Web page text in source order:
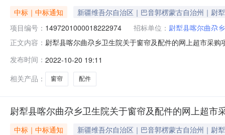
中标｜中标通知
新疆维吾尔自治区｜巴音郭楞蒙古自治州｜尉
项目编号： 1497201000018222974 招标单位： 尉犁县喀尔曲尕
正文内容： 尉犁县喀尔曲尕乡卫生院关于窗帘及配件的网上超市采
（元）:项目所在行政区划编码:652823项目所在行政区
发布时间： 2022-10-20 19:11
相关产品：
窗帘 配件
尉犁县喀尔曲尕乡卫生院关于窗帘及配件的网上超市
中标｜中标通知
新疆维吾尔自治区｜巴音郭楞蒙古自治州｜尉